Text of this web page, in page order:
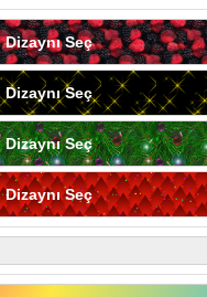
Dizaynı Seç
Dizaynı Seç
Dizaynı Seç
Dizaynı Seç